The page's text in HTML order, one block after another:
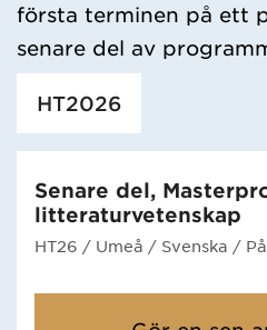
första terminen på ett
senare del av
HT2026
Senare del,
litteraturvetenskap
HT26 / Umeå / Svenska /